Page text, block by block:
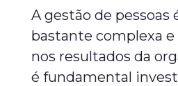
A gestão de pessoas
bastante complexa
nos resultados da
é fundamental